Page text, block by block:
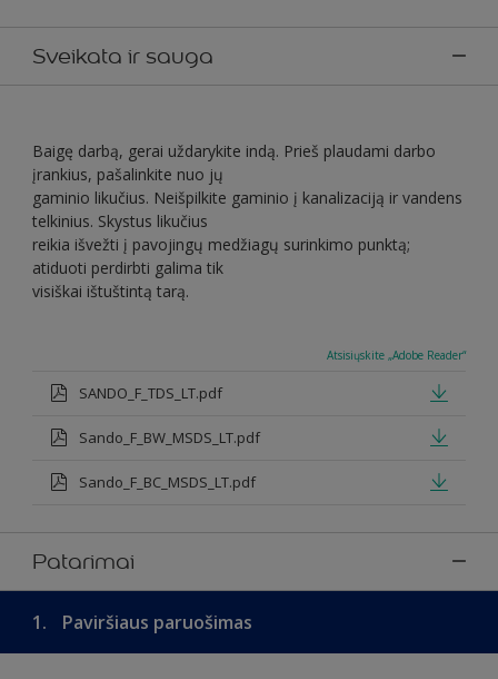
Sveikata ir sauga
Baigę darbą, gerai uždarykite indą. Prieš plaudami darbo
įrankius, pašalinkite nuo jų
gaminio likučius. Neišpilkite gaminio į kanalizaciją ir vandens
telkinius. Skystus likučius
reikia išvežti į pavojingų medžiagų surinkimo punktą;
atiduoti perdirbti galima tik
visiškai ištuštintą tarą.
Atsisiųskite „Adobe Reader“
SANDO_F_TDS_LT.pdf
Sando_F_BW_MSDS_LT.pdf
Sando_F_BC_MSDS_LT.pdf
Patarimai
1. Paviršiaus paruošimas